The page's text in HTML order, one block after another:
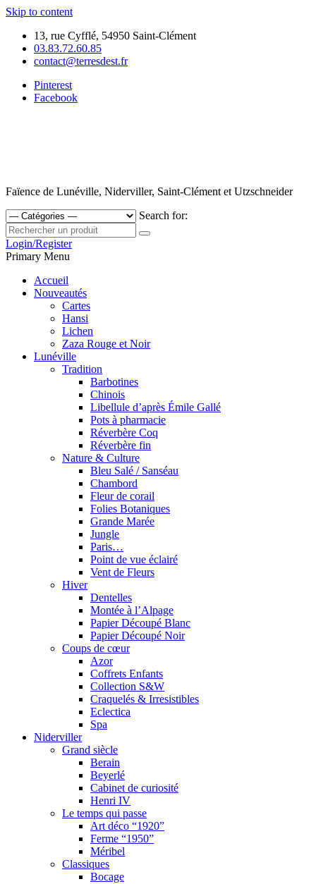
Skip to content
13, rue Cyfflé, 54950 Saint-Clément
03.83.72.60.85
contact@terresdest.fr
Pinterest
Facebook
Faïence de Lunéville, Niderviller, Saint-Clément et Utzschneider
Search for:
Login/Register
Primary Menu
Accueil
Nouveautés
Cartes
Hansi
Lichen
Zaza Rouge et Noir
Lunéville
Tradition
Barbotines
Chinois
Libellule d’après Émile Gallé
Pots à pharmacie
Réverbère Coq
Réverbère fin
Nature & Culture
Bleu Salé / Sanséau
Chambord
Fleur de corail
Folies Botaniques
Grande Marée
Jungle
Paris…
Point de vue éclairé
Vent de Fleurs
Hiver
Dentelles
Montée à l’Alpage
Papier Découpé Blanc
Papier Découpé Noir
Coups de cœur
Azor
Coffrets Enfants
Collection S&W
Craquelés & Irresistibles
Eclectica
Spa
Niderviller
Grand siècle
Berain
Beyerlé
Cabinet de curiosité
Henri IV
Le temps qui passe
Art déco “1920”
Ferme “1950”
Méribel
Classiques
Bocage